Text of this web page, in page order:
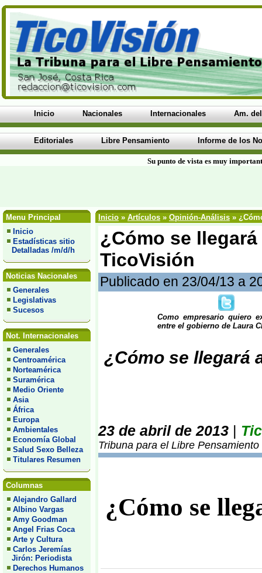
Inicio Nacionales Internacionales Am.
Editoriales Libre Pensamiento Informe de los
Su punto de vista es muy
Menu Principal
Inicio
Estadísticas sitio
Detalladas /m/d/h
Noticias Nacionales
Generales
Legislativas
Sucesos
Not. Internacionales
Generales
Centroamérica
Norteamérica
Suramérica
Medio Oriente
Asia
África
Europa
Ambientales
Economía Global
Salud Sexo Belleza
Titulares Resumen
Columnas
Alejandro Gallard
Albino Vargas
Amy Goodman
Angel Frias Coca
Arte y Cultura
Carlos Jeremías
Jirón: Periodista
Derechos Humanos
Inicio » Artículos » Opinión-Análisis »
¿Cómo se
TicoVisión
Publicado en 23/04/13 a
Como empresario quiero
entre el gobierno de Laura
¿Cómo se llegará
23 de abril de 2013 |
Tribuna para el Libre Pensamiento
¿Cómo se